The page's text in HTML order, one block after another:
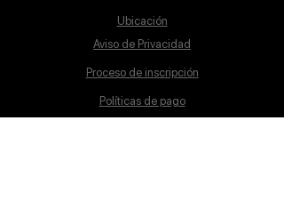
Ubicación
Aviso de Privacidad
Proceso de inscripción
Políticas de pago